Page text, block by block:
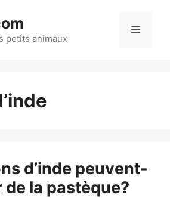
petits animaux
Menu
d’inde peuvent-
de la pastèque?